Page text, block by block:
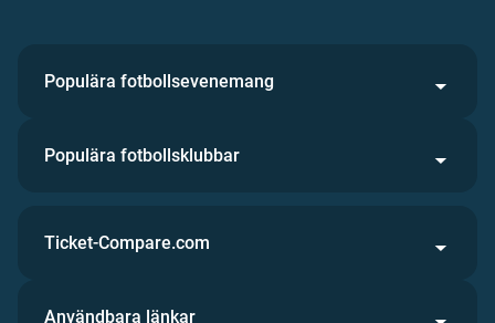
Populära fotbollsevenemang
Populära fotbollsklubbar
Ticket-Compare.com
Användbara länkar